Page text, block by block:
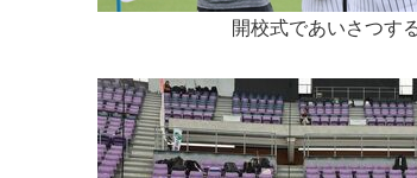
開校式であいさつす